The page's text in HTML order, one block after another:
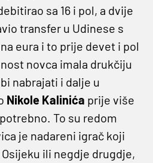
sa 16 i pol, a dvije
transfer u Udinese s
eura i to prije devet i pol
novca imala drukčiju
nabrajati i dalje u
Nikole Kalinića prije više
To su redom
je nadareni igrač koji
ili negdje drugdje,